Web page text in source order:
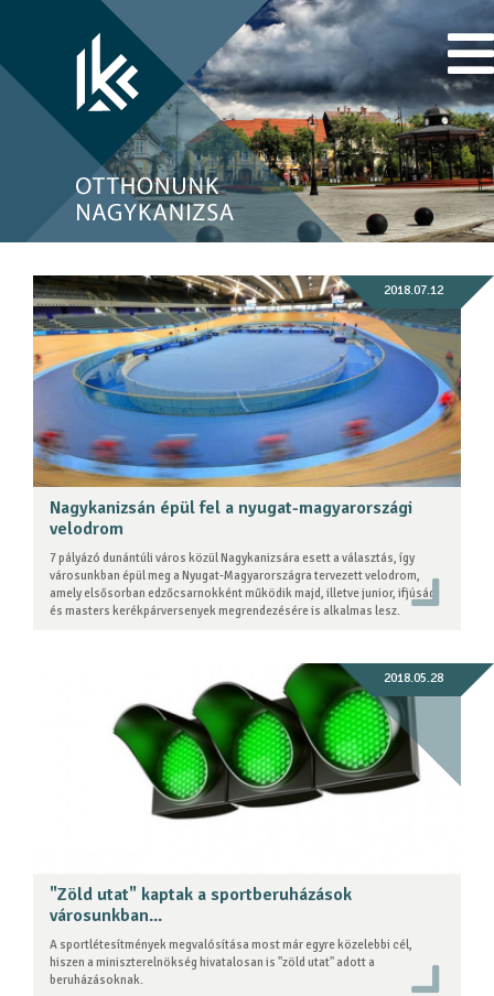
2018.07.12
Nagykanizsán épül fel a nyugat-magyarországi
velodrom
7 pályázó dunántúli város közül Nagykanizsára esett a választás, így
városunkban épül meg a Nyugat-Magyarországra tervezett velodrom,
amely elsősorban edzőcsarnokként működik majd, illetve junior, ifjúsági
és masters kerékpárversenyek megrendezésére is alkalmas lesz.
2018.05.28
"Zöld utat" kaptak a sportberuházások
városunkban...
A sportlétesítmények megvalósítása most már egyre közelebbi cél,
hiszen a miniszterelnökség hivatalosan is "zöld utat" adott a
beruházásoknak.